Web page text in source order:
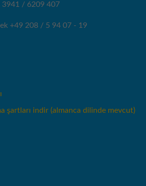
3941 / 6209 407
+49 208 / 5 94 07 - 19
şartları indir (almanca dilinde mevcut)